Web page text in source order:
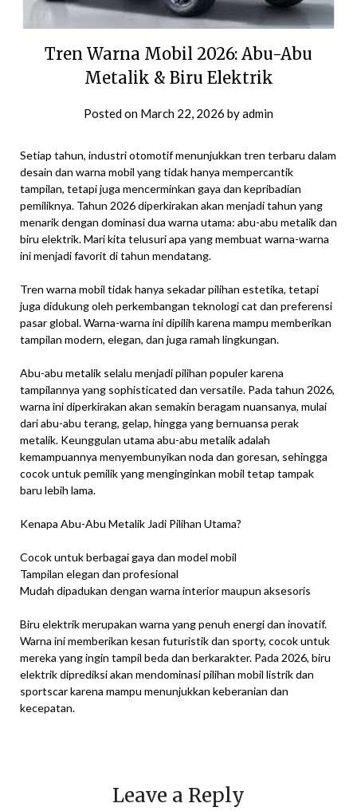
Tren Warna Mobil 2026: Abu-Abu
Metalik & Biru Elektrik
Posted on March 22, 2026 byadmin
Setiap tahun, industri otomotif menunjukkan tren terbaru dalam
desain dan warna mobil yang tidak hanya mempercantik
tampilan, tetapi juga mencerminkan gaya dan kepribadian
pemiliknya. Tahun 2026 diperkirakan akan menjadi tahun yang
menarik dengan dominasi dua warna utama: abu-abu metalik dan
biru elektrik. Mari kita telusuri apa yang membuat warna-warna
ini menjadi favorit di tahun mendatang.
Tren warna mobil tidak hanya sekadar pilihan estetika, tetapi
juga didukung oleh perkembangan teknologi cat dan preferensi
pasar global. Warna-warna ini dipilih karena mampu memberikan
tampilan modern, elegan, dan juga ramah lingkungan.
Abu-abu metalik selalu menjadi pilihan populer karena
tampilannya yang sophisticated dan versatile. Pada tahun 2026,
warna ini diperkirakan akan semakin beragam nuansanya, mulai
dari abu-abu terang, gelap, hingga yang bernuansa perak
metalik. Keunggulan utama abu-abu metalik adalah
kemampuannya menyembunyikan noda dan goresan, sehingga
cocok untuk pemilik yang menginginkan mobil tetap tampak
baru lebih lama.
Kenapa Abu-Abu Metalik Jadi Pilihan Utama?
Cocok untuk berbagai gaya dan model mobil
Tampilan elegan dan profesional
Mudah dipadukan dengan warna interior maupun aksesoris
Biru elektrik merupakan warna yang penuh energi dan inovatif.
Warna ini memberikan kesan futuristik dan sporty, cocok untuk
mereka yang ingin tampil beda dan berkarakter. Pada 2026, biru
elektrik diprediksi akan mendominasi pilihan mobil listrik dan
sportscar karena mampu menunjukkan keberanian dan
kecepatan.
Leave a Reply